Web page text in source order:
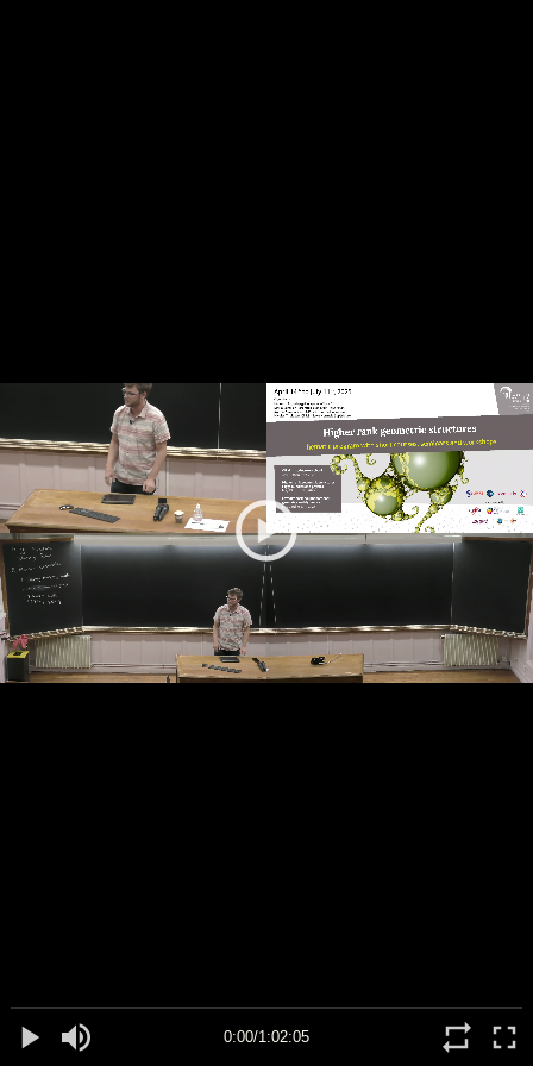
0:00/1:02:05